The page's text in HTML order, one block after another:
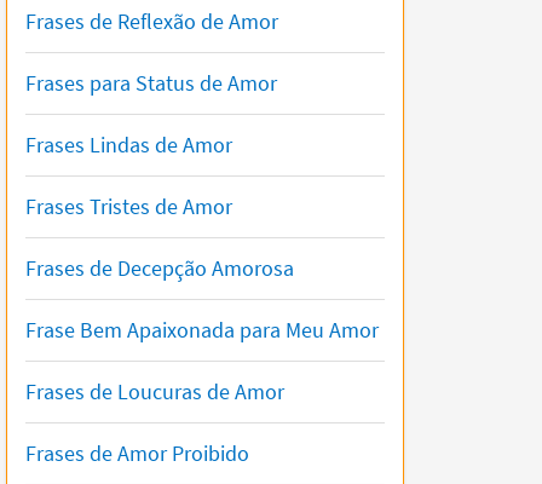
Frases de Reflexão de Amor
Frases para Status de Amor
Frases Lindas de Amor
Frases Tristes de Amor
Frases de Decepção Amorosa
Frase Bem Apaixonada para Meu Amor
Frases de Loucuras de Amor
Frases de Amor Proibido